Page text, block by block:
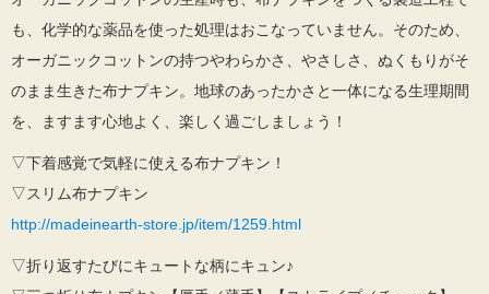
も、化学的な薬品を使った処理はおこなっていません。そのため、
オーガニックコットンの持つやわらかさ、やさしさ、ぬくもりがそ
のまま生きた布ナプキン。地球のあったかさと一体になる生理期間
を、ますます心地よく、楽しく過ごしましょう！
▽下着感覚で気軽に使える布ナプキン！
▽スリム布ナプキン
http://madeinearth-store.jp/item/1259.html
▽折り返すたびにキュートな柄にキュン♪